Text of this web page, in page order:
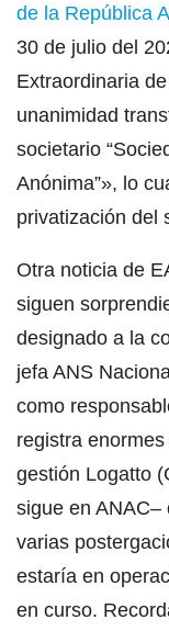
de la República
30 de julio del
Extraordinaria
unanimidad
societario
Anónima”», lo
privatización del
Otra noticia de
siguen
designado a la
jefa ANS
como
registra
gestión Logatto
sigue en
varias
estaría en
en curso.